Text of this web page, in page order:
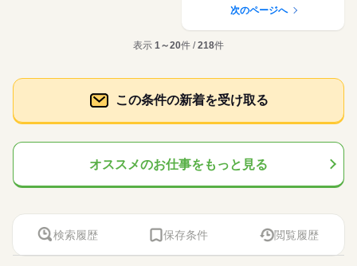
次のページへ
表示 1～20件 /218件
この条件の新着を受け取る
オススメのお仕事をもっと見る
検索履歴 保存条件 閲覧履歴